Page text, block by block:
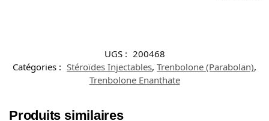
UGS : 200468
Catégories : Stéroïdes Injectables, Trenbolone (Parabolan),
Trenbolone Enanthate
Produits similaires